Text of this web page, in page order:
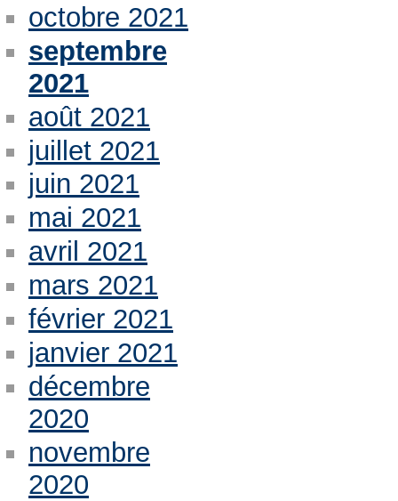
octobre 2021
septembre
2021
août 2021
juillet 2021
juin 2021
mai 2021
avril 2021
mars 2021
février 2021
janvier 2021
décembre
2020
novembre
2020